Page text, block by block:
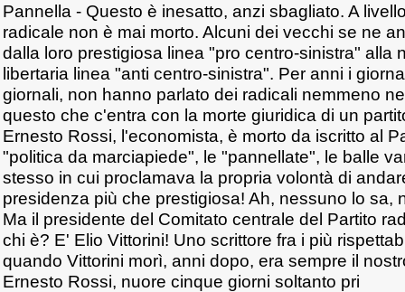
Pannella - Questo è inesatto, anzi sbagliato. A
radicale non è mai morto. Alcuni dei vecchi se ne
dalla loro prestigiosa linea "pro centro-sinistra" alla
libertaria linea "anti centro-sinistra". Per anni i
giornali, non hanno parlato dei radicali nemmeno
questo che c'entra con la morte giuridica di un
Ernesto Rossi, l'economista, è morto da iscritto al
"politica da marciapiede", le "pannellate", le balle
stesso in cui proclamava la propria volontà di
presidenza più che prestigiosa! Ah, nessuno lo sa,
Ma il presidente del Comitato centrale del Partito
chi è? E' Elio Vittorini! Uno scrittore fra i più
quando Vittorini morì, anni dopo, era sempre il
Ernesto Rossi, nuore cinque giorni soltanto pri